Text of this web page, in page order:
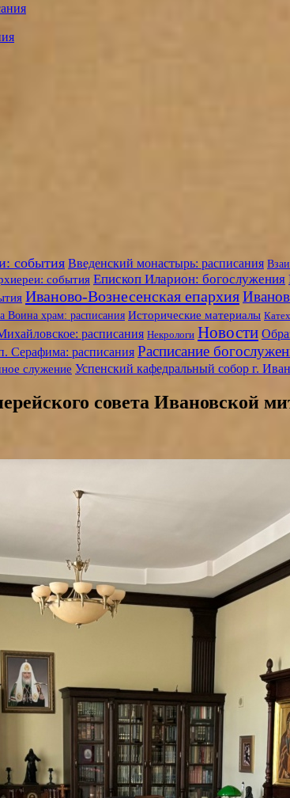
события Введенский монастырь: расписания
события Епископ Иларион: богослужения
Иваново-Вознесенская епархия
Воина храм: расписания Исторические материалы
расписания Некрологи Новости
Серафима: расписания Расписание
служение Успенский кафедральный собор г.
совета Ивановской